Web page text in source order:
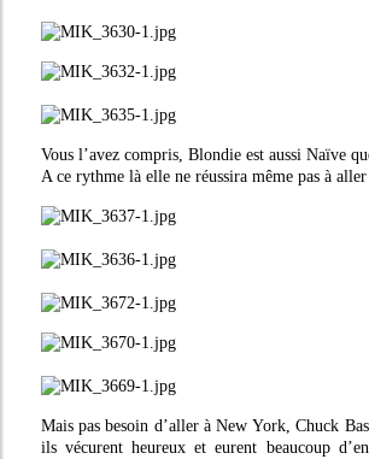
Vous l’avez compris, Blondie est aussi Naïve
A ce rythme là elle ne réussira même pas à
Mais pas besoin d’aller à New York, Chuck
ils vécurent heureux et eurent beaucoup